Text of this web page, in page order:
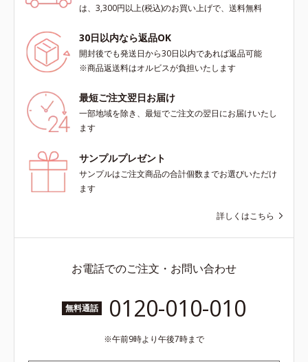
は、3,300円以上(税込)のお買い上げで、送料無料
30日以内なら返品OK
開封後でも発送日から30日以内であれば返品可能
※商品返送料はオルビスが負担いたします
最短ご注文翌日お届け
一部地域を除き、最短でご注文の翌日にお届けいたし
ます
サンプルプレゼント
サンプルはご注文商品の合計個数までお選びいただけ
ます
詳しくはこちら
お電話でのご注文・お問い合わせ
無料通話 0120-010-010
午前9時より午後7時まで